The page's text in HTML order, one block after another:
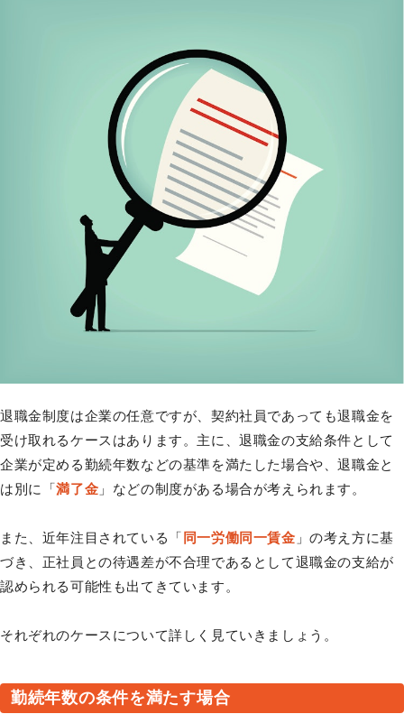
退職金制度は企業の任意ですが、契約社員であっても退職金を
受け取れるケースはあります。主に、退職金の支給条件として
企業が定める勤続年数などの基準を満たした場合や、退職金と
は別に「満了金 」などの制度がある場合が考えられます。
また、近年注目されている「 同一労働同一賃金 」の考え方に基
づき、正社員との待遇差が不合理であるとして退職金の支給が
認められる可能性も出てきています。
それぞれのケースについて詳しく見ていきましょう。
勤続年数の条件を満たす場合